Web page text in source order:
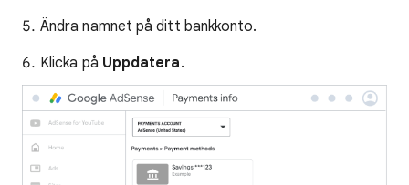
Ändra namnet på ditt bankkonto.
Klicka på Uppdatera.